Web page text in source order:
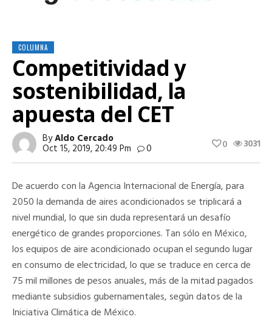
COLUMNA
Competitividad y
sostenibilidad, la
apuesta del CET
ByAldo Cercado
Oct 15, 2019, 20:49 Pm 0 3031
0
De acuerdo con la Agencia Internacional de Energía, para
2050 la demanda de aires acondicionados se triplicará a
nivel mundial, lo que sin duda representará un desafío
energético de grandes proporciones. Tan sólo en México,
los equipos de aire acondicionado ocupan el segundo lugar
en consumo de electricidad, lo que se traduce en cerca de
75 mil millones de pesos anuales, más de la mitad pagados
mediante subsidios gubernamentales, según datos de la
Iniciativa Climática de México.